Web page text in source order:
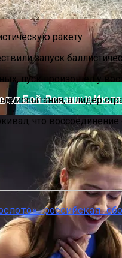
И Террасой + Фото
— Обзор Монитора 8K,
Бой-Реванш 19
запуск
пуск произошел у
испытания, а лидер
что